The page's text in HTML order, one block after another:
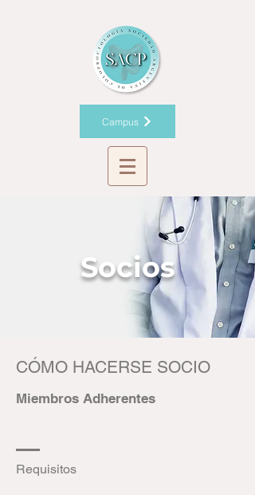
Campus
Socios
CÓMO HACERSE SOCIO
Miembros Adherentes
Requisitos